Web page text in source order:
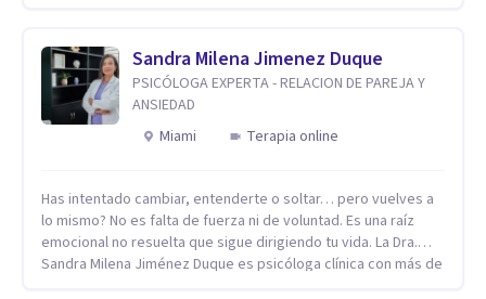
Sandra Milena Jimenez Duque
PSICÓLOGA EXPERTA - RELACION DE PAREJA Y
ANSIEDAD
Miami
Terapia online
Has intentado cambiar, entenderte o soltar… pero vuelves a
lo mismo? No es falta de fuerza ni de voluntad. Es una raíz
emocional no resuelta que sigue dirigiendo tu vida. La Dra.
Sandra Milena Jiménez Duque es psicóloga clínica con más de